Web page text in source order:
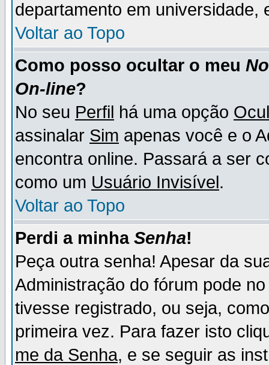
departamento em universidade,
Voltar ao Topo
Como posso ocultar o meu
On-line?
No seu Perfil há uma opção
assinalar Sim apenas você e o
encontra online. Passará a ser
como um Usuário Invisível.
Voltar ao Topo
Perdi a minha Senha!
Peça outra senha! Apesar da
Administração do fórum pode
tivesse registrado, ou seja,
primeira vez. Para fazer isto
me da Senha, e se seguir as